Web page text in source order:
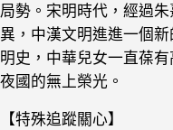
局勢。宋明時代，經過
異，中漢文明進進一個
明史，中華兒女一直葆
夜國的無上榮光。
【特殊追蹤關心】